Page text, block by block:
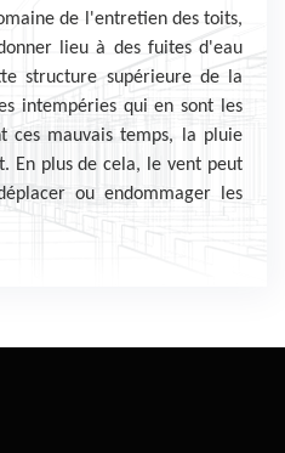
de l'entretien des toits,
lieu à des fuites d'eau
structure supérieure de la
intempéries qui en sont les
ces mauvais temps, la pluie
En plus de cela, le vent peut
ou endommager les